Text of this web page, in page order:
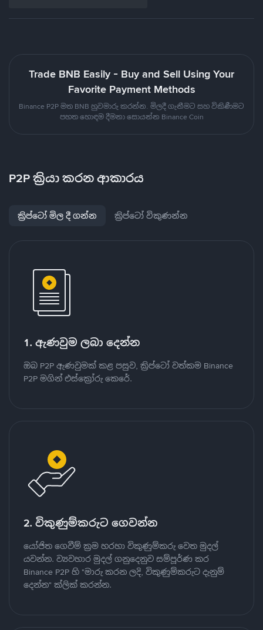
Trade BNB Easily - Buy and Sell Using Your
Favorite Payment Methods
Binance P2P මත BNB හුවමාරු කරන්න. මිලදී ගැනීමට සහ විකිණීමට
පහත හොඳම දීමනා සොයන්න Binance Coin
P2P ක්‍රියා කරන ආකාරය
ක්‍රිප්ටෝ මිල දී ගන්න ක්‍රිප්ටෝ විකුණන්න
1. ඇණවුම ලබා දෙන්න
ඔබ P2P ඇණවුමක් කළ පසුව, ක්‍රිප්ටෝ වත්කම Binance
P2P මගින් එස්ක්‍රෝරු කෙරේ.
2. විකුණුම්කරුට ගෙවන්න
යෝජිත ගෙවීම් ක්‍රම හරහා විකුණුම්කරු වෙත මුදල්
යවන්න. ව්‍යවහාර මුදල් ගනුදෙනුව සම්පූර්ණ කර
Binance P2P හි "මාරු කරන ලදි, විකුණුම්කරුට දැනුම්
දෙන්න" ක්ලික් කරන්න.